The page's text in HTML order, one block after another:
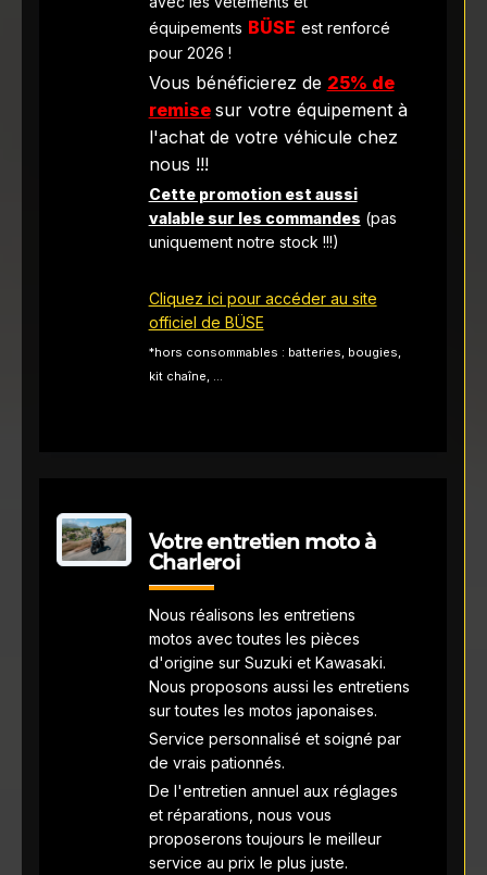
équipements BÜSE est renforcé
pour 2026 !
Vous bénéficierez de 25% de
remise sur votre équipement à
l'achat de votre véhicule chez
nous !!!
Cette promotion est aussi
valable sur les commandes (pas
uniquement notre stock !!!)
Cliquez ici pour accéder au site
officiel de BÜSE
*hors consommables : batteries, bougies,
kit chaîne, ...
Votre entretien moto à
Charleroi
Nous réalisons les entretiens
motos avec toutes les pièces
d'origine sur Suzuki et Kawasaki.
Nous proposons aussi les entretiens
sur toutes les motos japonaises.
Service personnalisé et soigné par
de vrais pationnés.
De l'entretien annuel aux réglages
et réparations, nous vous
proposerons toujours le meilleur
service au prix le plus juste.